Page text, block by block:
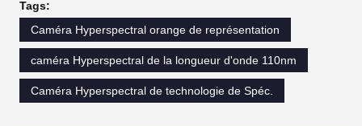
Tags:
Caméra Hyperspectral orange de représentation
caméra Hyperspectral de la longueur d'onde 110nm
Caméra Hyperspectral de technologie de Spéc.